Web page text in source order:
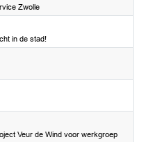
Zwolle
in de stad!
Veur de Wind voor werkgroep